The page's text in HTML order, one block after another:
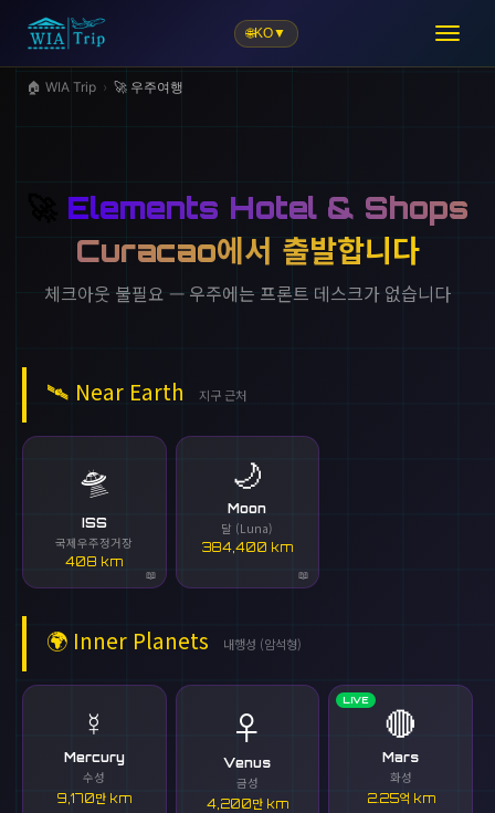
🌐KO▼
🏠 WIA Trip › 🚀 우주여행
Elements Hotel & Shops
Curacao에서 출발합니다
체크아웃 불필요 — 우주에는 프론트 데스크가 없습니다
🛰️ Near Earth 지구 근처
🛸
ISS
국제우주정거장
408 km
🌙
Moon
달 (Luna)
384,400 km
🌍 Inner Planets 내행성 (암석형)
☿️
Mercury
수성
9,170만 km
♀️
Venus
금성
4,200만 km
LIVE
🔴
Mars
화성
2.25억 km